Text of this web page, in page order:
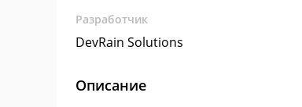
Разработчик
DevRain Solutions
Описание